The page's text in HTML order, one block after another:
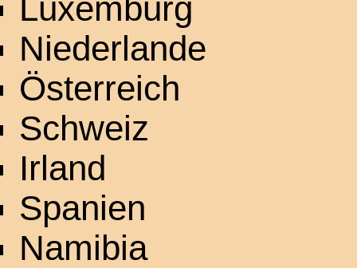
Luxemburg
Niederlande
Österreich
Schweiz
Irland
Spanien
Namibia